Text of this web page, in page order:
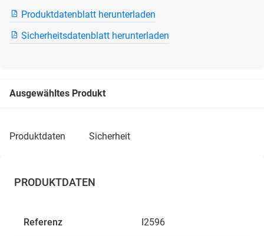
Produktdatenblatt herunterladen
Sicherheitsdatenblatt herunterladen
Ausgewähltes Produkt
produktdaten sicherheit
PRODUKTDATEN
Referenz I2596